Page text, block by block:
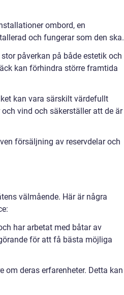
ombord, en
och fungerar som den ska.
påverkan på både estetik och
kan förhindra större framtida
kan vara särskilt värdefullt
vind och säkerställer att de är
försäljning av reservdelar och
välmående. Här är några
har arbetat med båtar av
för att få bästa möjliga
om deras erfarenheter. Detta kan